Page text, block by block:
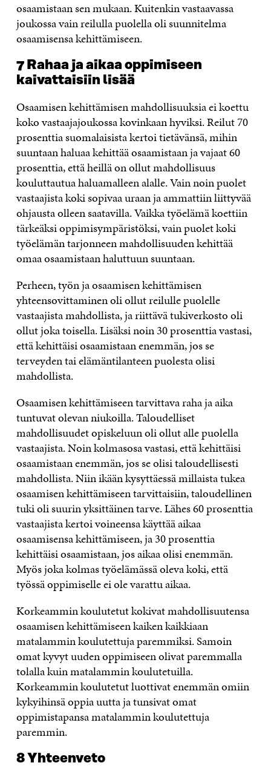
osaamistaan sen mukaan. Kuitenkin vastaavassa
joukossa vain reilulla puolella oli suunnitelma
osaamisensa kehittämiseen.
7 Rahaa ja aikaa oppimiseen
kaivattaisiin lisää
Osaamisen kehittämisen mahdollisuuksia ei koettu
koko vastaajajoukossa kovinkaan hyviksi. Reilut 70
prosenttia suomalaisista kertoi tietävänsä, mihin
suuntaan haluaa kehittää osaamistaan ja vajaat 60
prosenttia, että heillä on ollut mahdollisuus
kouluttautua haluamalleen alalle. Vain noin puolet
vastaajista koki sopivaa uraan ja ammattiin liittyvää
ohjausta olleen saatavilla. Vaikka työelämä koettiin
tärkeäksi oppimisympäristöksi, vain puolet koki
työelämän tarjonneen mahdollisuuden kehittää
omaa osaamistaan haluttuun suuntaan.
Perheen, työn ja osaamisen kehittämisen
yhteensovittaminen oli ollut reilulle puolelle
vastaajista mahdollista, ja riittävä tukiverkosto oli
ollut joka toisella. Lisäksi noin 30 prosenttia vastasi,
että kehittäisi osaamistaan enemmän, jos se
terveyden tai elämäntilanteen puolesta olisi
mahdollista.
Osaamisen kehittämiseen tarvittava raha ja aika
tuntuvat olevan niukoilla. Taloudelliset
mahdollisuudet opiskeluun oli ollut alle puolella
vastaajista. Noin kolmasosa vastasi, että kehittäisi
osaamistaan enemmän, jos se olisi taloudellisesti
mahdollista. Niin ikään kysyttäessä millaista tukea
osaamisen kehittämiseen tarvittaisiin, taloudellinen
tuki oli suurin yksittäinen tarve. Lähes 60 prosenttia
vastaajista kertoi voineensa käyttää aikaa
osaamisensa kehittämiseen, ja 30 prosenttia
kehittäisi osaamistaan, jos aikaa olisi enemmän.
Myös joka kolmas työelämässä oleva koki, että
työssä oppimiselle ei ole varattu aikaa.
Korkeammin koulutetut kokivat mahdollisuutensa
osaamisen kehittämiseen kaiken kaikkiaan
matalammin koulutettuja paremmiksi. Samoin
omat kyvyt uuden oppimiseen olivat paremmalla
tolalla kuin matalammin koulutetuilla.
Korkeammin koulutetut luottivat enemmän omiin
kykyihinsä oppia uutta ja tunsivat omat
oppimistapansa matalammin koulutettuja
paremmin.
8 Yhteenveto